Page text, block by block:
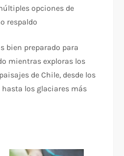
opciones de
respaldo
bien preparado para
mientras exploras los
de Chile, desde los
los glaciares más